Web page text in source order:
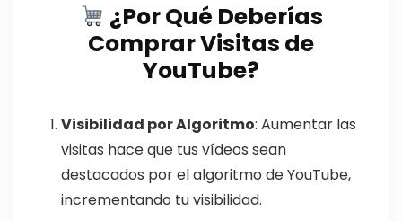
¿Por Qué Deberías
Comprar Visitas de
YouTube?
Visibilidad por Algoritmo: Aumentar las
visitas hace que tus vídeos sean
destacados por el algoritmo de YouTube,
incrementando tu visibilidad.